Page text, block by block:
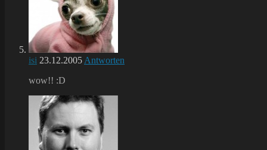
isi 23.12.2005 Antworten
wow!! :D